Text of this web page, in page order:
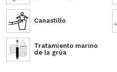
Canastillo
Tratamiento marino
de la grúa